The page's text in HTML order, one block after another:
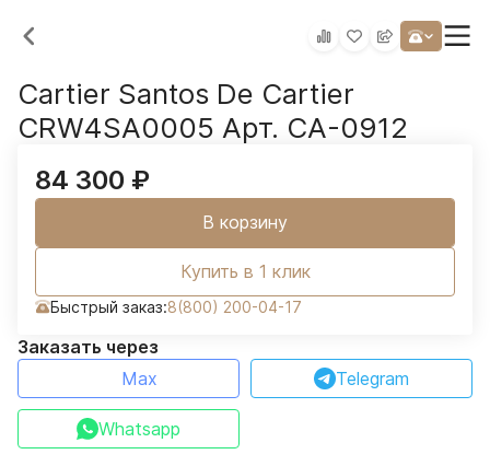
Cartier Santos De Cartier
CRW4SA0005 Арт. CA-0912
84 300 ₽
В корзину
Купить в 1 клик
Быстрый заказ:8(800) 200-04-17
Заказать через
Max
Telegram
Whatsapp